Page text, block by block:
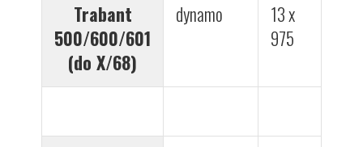
Trabant
500/600/601
(do X/68)
dynamo
13 x
975